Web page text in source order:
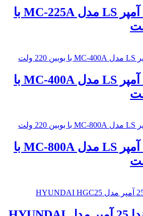
کنتاکتور 225 آمپر LS مدل MC-225A با
کنتاکتور 400 آمپر LS مدل MC-400A با
کنتاکتور 800 آمپر LS مدل MC-800A با